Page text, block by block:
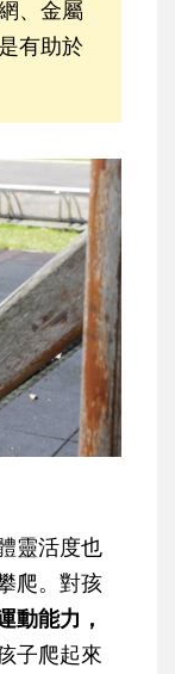
、金屬
有助於
靈活度也
爬。對孩
動能力，
子爬起來